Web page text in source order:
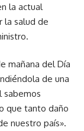
la actual
la salud de
mañana del Día
de una
sabemos
que tanto daño
nuestro país».